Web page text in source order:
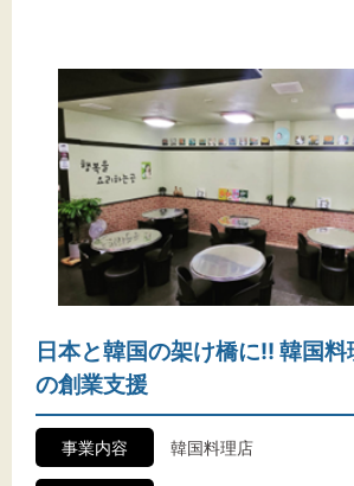
日本と韓国の架け橋に!! 韓国
の創業支援
事業内容 韓国料理店